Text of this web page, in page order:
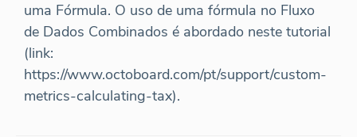
uma Fórmula. O uso de uma fórmula no Fluxo
de Dados Combinados é abordado neste tutorial
(link:
https://www.octoboard.com/pt/support/custom-
metrics-calculating-tax).